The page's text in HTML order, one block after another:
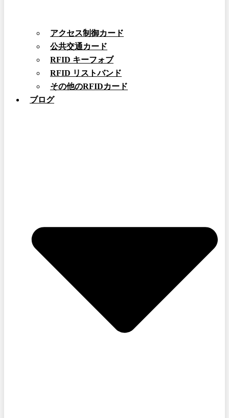
アクセス制御カード
公共交通カード
RFID キーフォブ
RFID リストバンド
その他のRFIDカード
ブログ